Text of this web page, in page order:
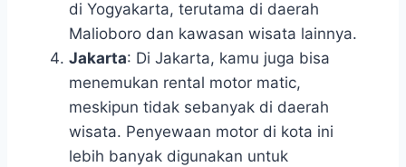
di Yogyakarta, terutama di daerah
Malioboro dan kawasan wisata lainnya.
Jakarta: Di Jakarta, kamu juga bisa
menemukan rental motor matic,
meskipun tidak sebanyak di daerah
wisata. Penyewaan motor di kota ini
lebih banyak digunakan untuk